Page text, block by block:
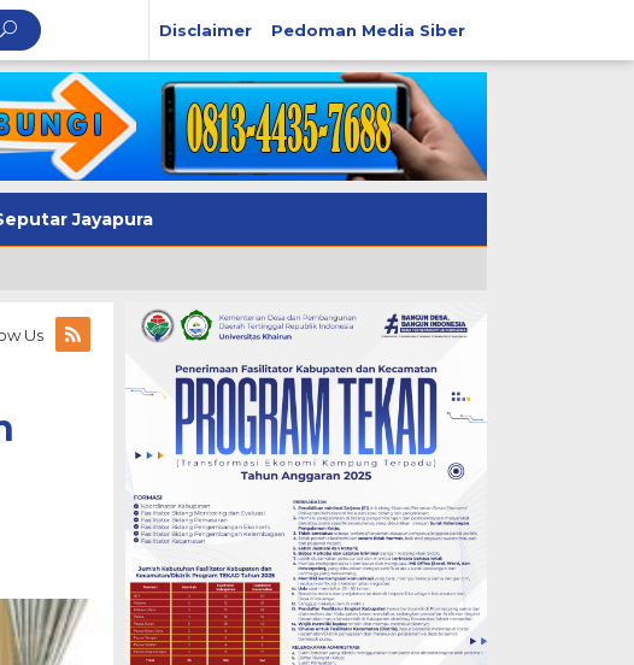
Disclaimer Pedoman Media Siber
Jayapura
Us